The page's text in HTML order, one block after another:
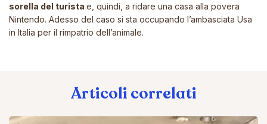
sorella del turista e, quindi, a ridare una casa alla povera
Nintendo. Adesso del caso si sta occupando l’ambasciata Usa
in Italia per il rimpatrio dell’animale.
Articoli correlati